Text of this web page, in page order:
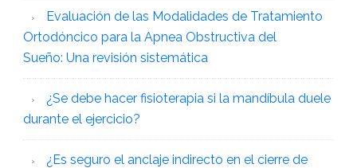
Evaluación de las Modalidades de Tratamiento
Ortodóncico para la Apnea Obstructiva del
Sueño: Una revisión sistemática
¿Se debe hacer fisioterapia si la mandíbula duele
durante el ejercicio?
¿Es seguro el anclaje indirecto en el cierre de